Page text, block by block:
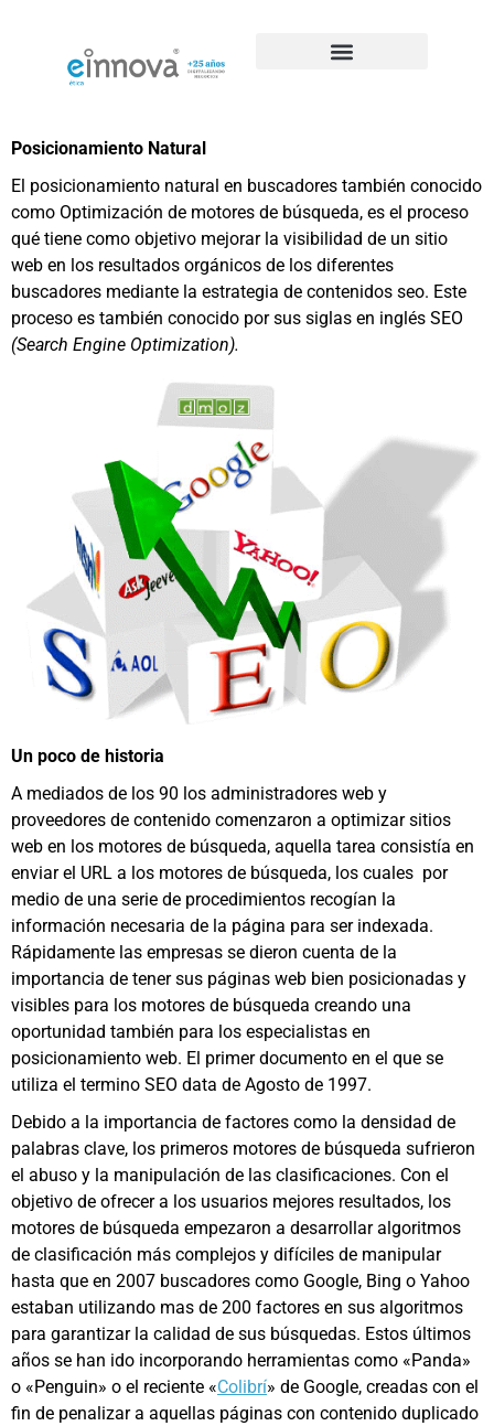
Posicionamiento Natural
El posicionamiento natural en buscadores también conocido
como Optimización de motores de búsqueda, es el proceso
qué tiene como objetivo mejorar la visibilidad de un sitio
web en los resultados orgánicos de los diferentes
buscadores mediante la estrategia de contenidos seo. Este
proceso es también conocido por sus siglas en inglés SEO
(Search Engine Optimization).
Un poco de historia
A mediados de los 90 los administradores web y
proveedores de contenido comenzaron a optimizar sitios
web en los motores de búsqueda, aquella tarea consistía en
enviar el URL a los motores de búsqueda, los cuales por
medio de una serie de procedimientos recogían la
información necesaria de la página para ser indexada.
Rápidamente las empresas se dieron cuenta de la
importancia de tener sus páginas web bien posicionadas y
visibles para los motores de búsqueda creando una
oportunidad también para los especialistas en
posicionamiento web. El primer documento en el que se
utiliza el termino SEO data de Agosto de 1997.
Debido a la importancia de factores como la densidad de
palabras clave, los primeros motores de búsqueda sufrieron
el abuso y la manipulación de las clasificaciones. Con el
objetivo de ofrecer a los usuarios mejores resultados, los
motores de búsqueda empezaron a desarrollar algoritmos
de clasificación más complejos y difíciles de manipular
hasta que en 2007 buscadores como Google, Bing o Yahoo
estaban utilizando mas de 200 factores en sus algoritmos
para garantizar la calidad de sus búsquedas. Estos últimos
años se han ido incorporando herramientas como «Panda»
o «Penguin» o el reciente «Colibrí» de Google, creadas con el
fin de penalizar a aquellas páginas con contenido duplicado